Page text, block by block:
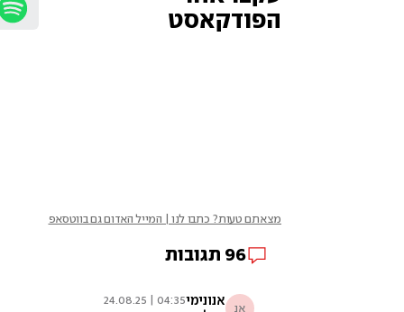
הפודקאסט
מצאתם טעות? כתבו לנו | המייל האדום גם בווטסאפ
96 תגובות
אנ אנונימי04:35 | 24.08.25